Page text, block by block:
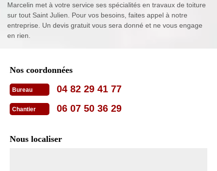
Marcelin met à votre service ses spécialités en travaux de toiture
sur tout Saint Julien. Pour vos besoins, faites appel à notre
entreprise. Un devis gratuit vous sera donné et ne vous engage
en rien.
Nos coordonnées
Bureau 04 82 29 41 77
Chantier 06 07 50 36 29
Nous localiser